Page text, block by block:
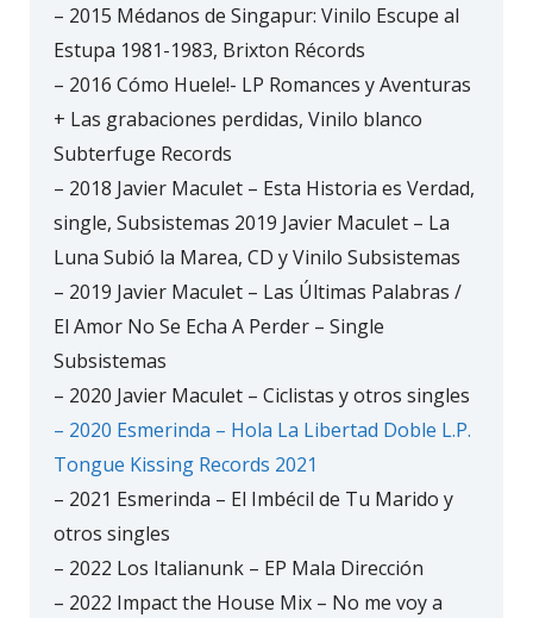
– 2015 Médanos de Singapur: Vinilo Escupe al
Estupa 1981-1983, Brixton Récords
– 2016 Cómo Huele!- LP Romances y Aventuras
+ Las grabaciones perdidas, Vinilo blanco
Subterfuge Records
– 2018 Javier Maculet – Esta Historia es Verdad,
single, Subsistemas 2019 Javier Maculet – La
Luna Subió la Marea, CD y Vinilo Subsistemas
– 2019 Javier Maculet – Las Últimas Palabras /
El Amor No Se Echa A Perder – Single
Subsistemas
– 2020 Javier Maculet – Ciclistas y otros singles
– 2020 Esmerinda – Hola La Libertad Doble L.P.
Tongue Kissing Records 2021
– 2021 Esmerinda – El Imbécil de Tu Marido y
otros singles
– 2022 Los Italianunk – EP Mala Dirección
– 2022 Impact the House Mix – No me voy a